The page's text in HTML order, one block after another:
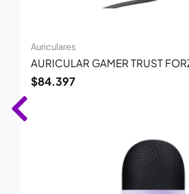
Auriculares
AURICULAR GAMER TRUST
$84.397